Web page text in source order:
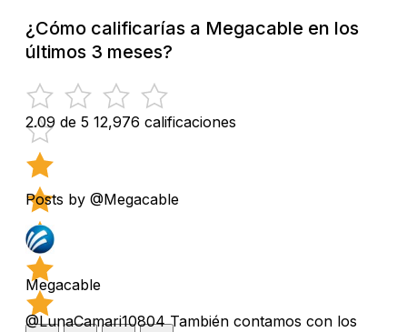
¿Cómo calificarías a Megacable en los
últimos 3 meses?
2.09 de 5 12,976 calificaciones
Posts by @Megacable
Megacable
@LunaCamari10804 También contamos con los